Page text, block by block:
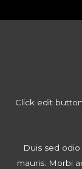
Click edit
Duis sed
mauris. Morbi